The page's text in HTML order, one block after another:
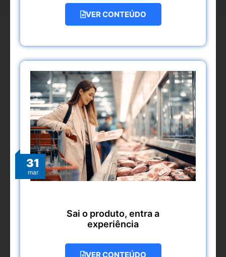
VER CONTEÚDO
31
mar
Sai o produto, entra a
experiência
VER CONTEÚDO